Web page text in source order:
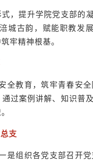
，提升学院党支部的
城古韵，赋能职教发
牢精神根基。
全教育，筑牢青春安
过案例讲解、知识普
支
是组织各党支部召开